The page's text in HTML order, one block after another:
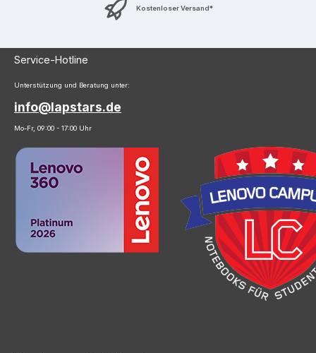
Kostenloser Versand*
Service-Hotline
Unterstützung und Beratung unter:
info@lapstars.de
Mo-Fr, 09:00 - 17:00 Uhr